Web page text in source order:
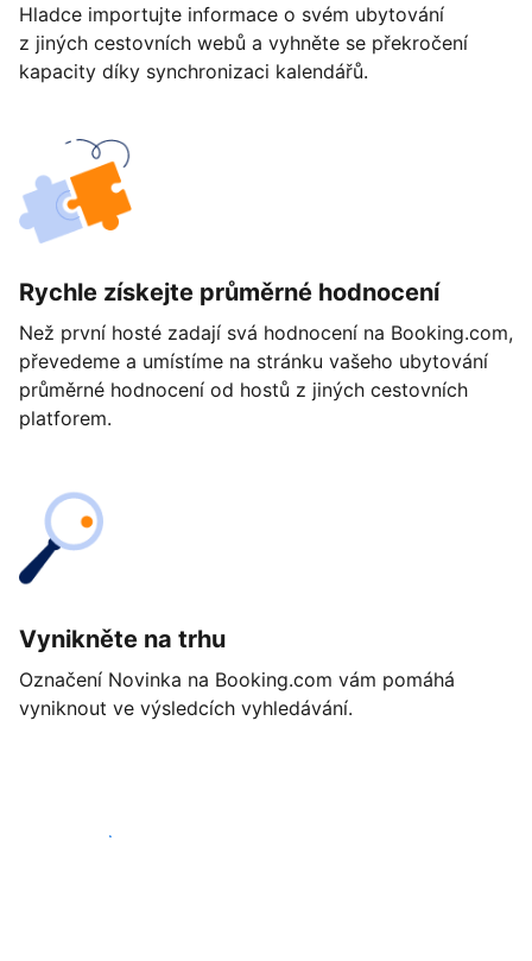
Hladce importujte informace o svém ubytování
z jiných cestovních webů a vyhněte se překročení
kapacity díky synchronizaci kalendářů.
Rychle získejte průměrné hodnocení
Než první hosté zadají svá hodnocení na Booking.com,
převedeme a umístíme na stránku vašeho ubytování
průměrné hodnocení od hostů z jiných cestovních
platforem.
Vynikněte na trhu
Označení Novinka na Booking.com vám pomáhá
vyniknout ve výsledcích vyhledávání.
Začít ještě dnes